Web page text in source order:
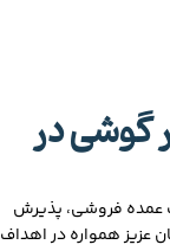
گوشی در
عمده فروشی، پذیرش
عزیز همواره در اهداف